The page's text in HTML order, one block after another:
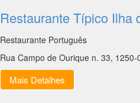
Restaurante Típico Ilha
Restaurante Português
Rua Campo de Ourique n. 33, 1250-
Mais Detalhes